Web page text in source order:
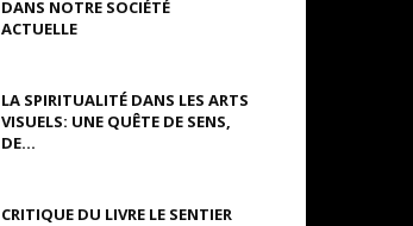
DANS NOTRE SOCIÉTÉ
ACTUELLE
LA SPIRITUALITÉ DANS LES ARTS
VISUELS: UNE QUÊTE DE SENS,
DE...
CRITIQUE DU LIVRE LE SENTIER